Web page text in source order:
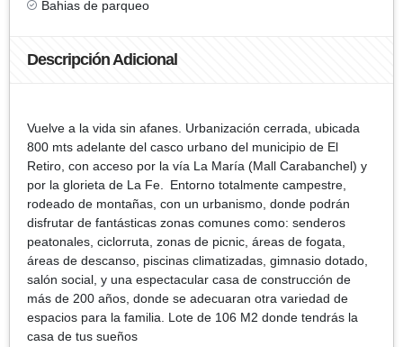
Bahias de parqueo
Descripción Adicional
Vuelve a la vida sin afanes. Urbanización cerrada, ubicada
800 mts adelante del casco urbano del municipio de El
Retiro, con acceso por la vía La María (Mall Carabanchel) y
por la glorieta de La Fe. Entorno totalmente campestre,
rodeado de montañas, con un urbanismo, donde podrán
disfrutar de fantásticas zonas comunes como: senderos
peatonales, ciclorruta, zonas de picnic, áreas de fogata,
áreas de descanso, piscinas climatizadas, gimnasio dotado,
salón social, y una espectacular casa de construcción de
más de 200 años, donde se adecuaran otra variedad de
espacios para la familia. Lote de 106 M2 donde tendrás la
casa de tus sueños